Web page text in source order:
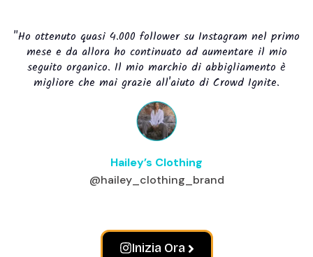
"Ho ottenuto quasi 4.000 follower su Instagram nel primo
mese e da allora ho continuato ad aumentare il mio
seguito organico. Il mio marchio di abbigliamento è
migliore che mai grazie all'aiuto di Crowd Ignite.
Hailey’s Clothing
@hailey_clothing_brand
Inizia Ora